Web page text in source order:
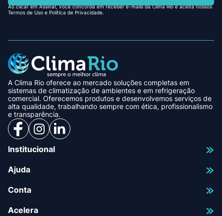
Ao clicar em Assinar, você concorda em receber e-mails da Clima Rio e aceita nossos
Termos de Uso e Política de Privacidade.
A Clima Rio oferece ao mercado soluções completas em
sistemas de climatização de ambientes e em refrigeração
comercial. Oferecemos produtos e desenvolvemos serviços de
alta qualidade, trabalhando sempre com ética, profissionalismo
e transparência.
Institucional
Ajuda
Conta
Acelera